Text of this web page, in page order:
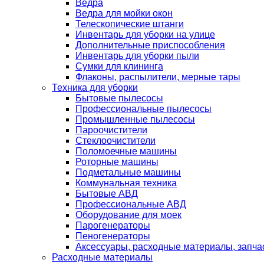
Ведра
Ведра для мойки окон
Телескопические штанги
Инвентарь для уборки на улице
Дополнительные приспособления
Инвентарь для уборки пыли
Сумки для клининга
Флаконы, распылители, мерные тары
Техника для уборки
Бытовые пылесосы
Профессиональные пылесосы
Промышленные пылесосы
Пароочистители
Стеклоочистители
Поломоечные машины
Роторные машины
Подметальные машины
Коммунальная техника
Бытовые АВД
Профессиональные АВД
Оборудование для моек
Парогенераторы
Пеногенераторы
Аксессуары, расходные материалы,
Расходные материалы